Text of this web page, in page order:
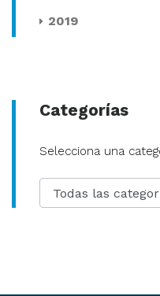
2019
Categorías
Categoría
Selecciona una